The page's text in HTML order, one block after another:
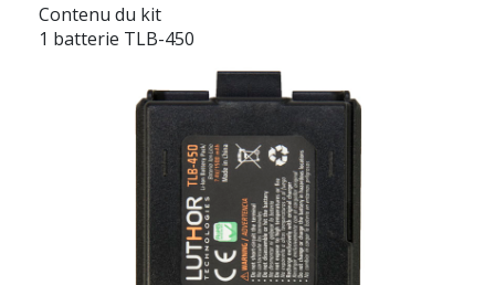
Contenu du kit
1 batterie TLB-450